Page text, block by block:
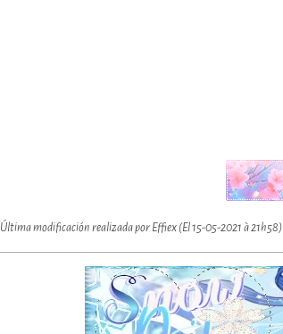
Última modificación realizada por Effiex (El 15-05-2021 à 21h58)